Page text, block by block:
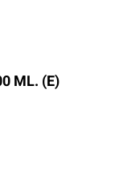
ML. (E)